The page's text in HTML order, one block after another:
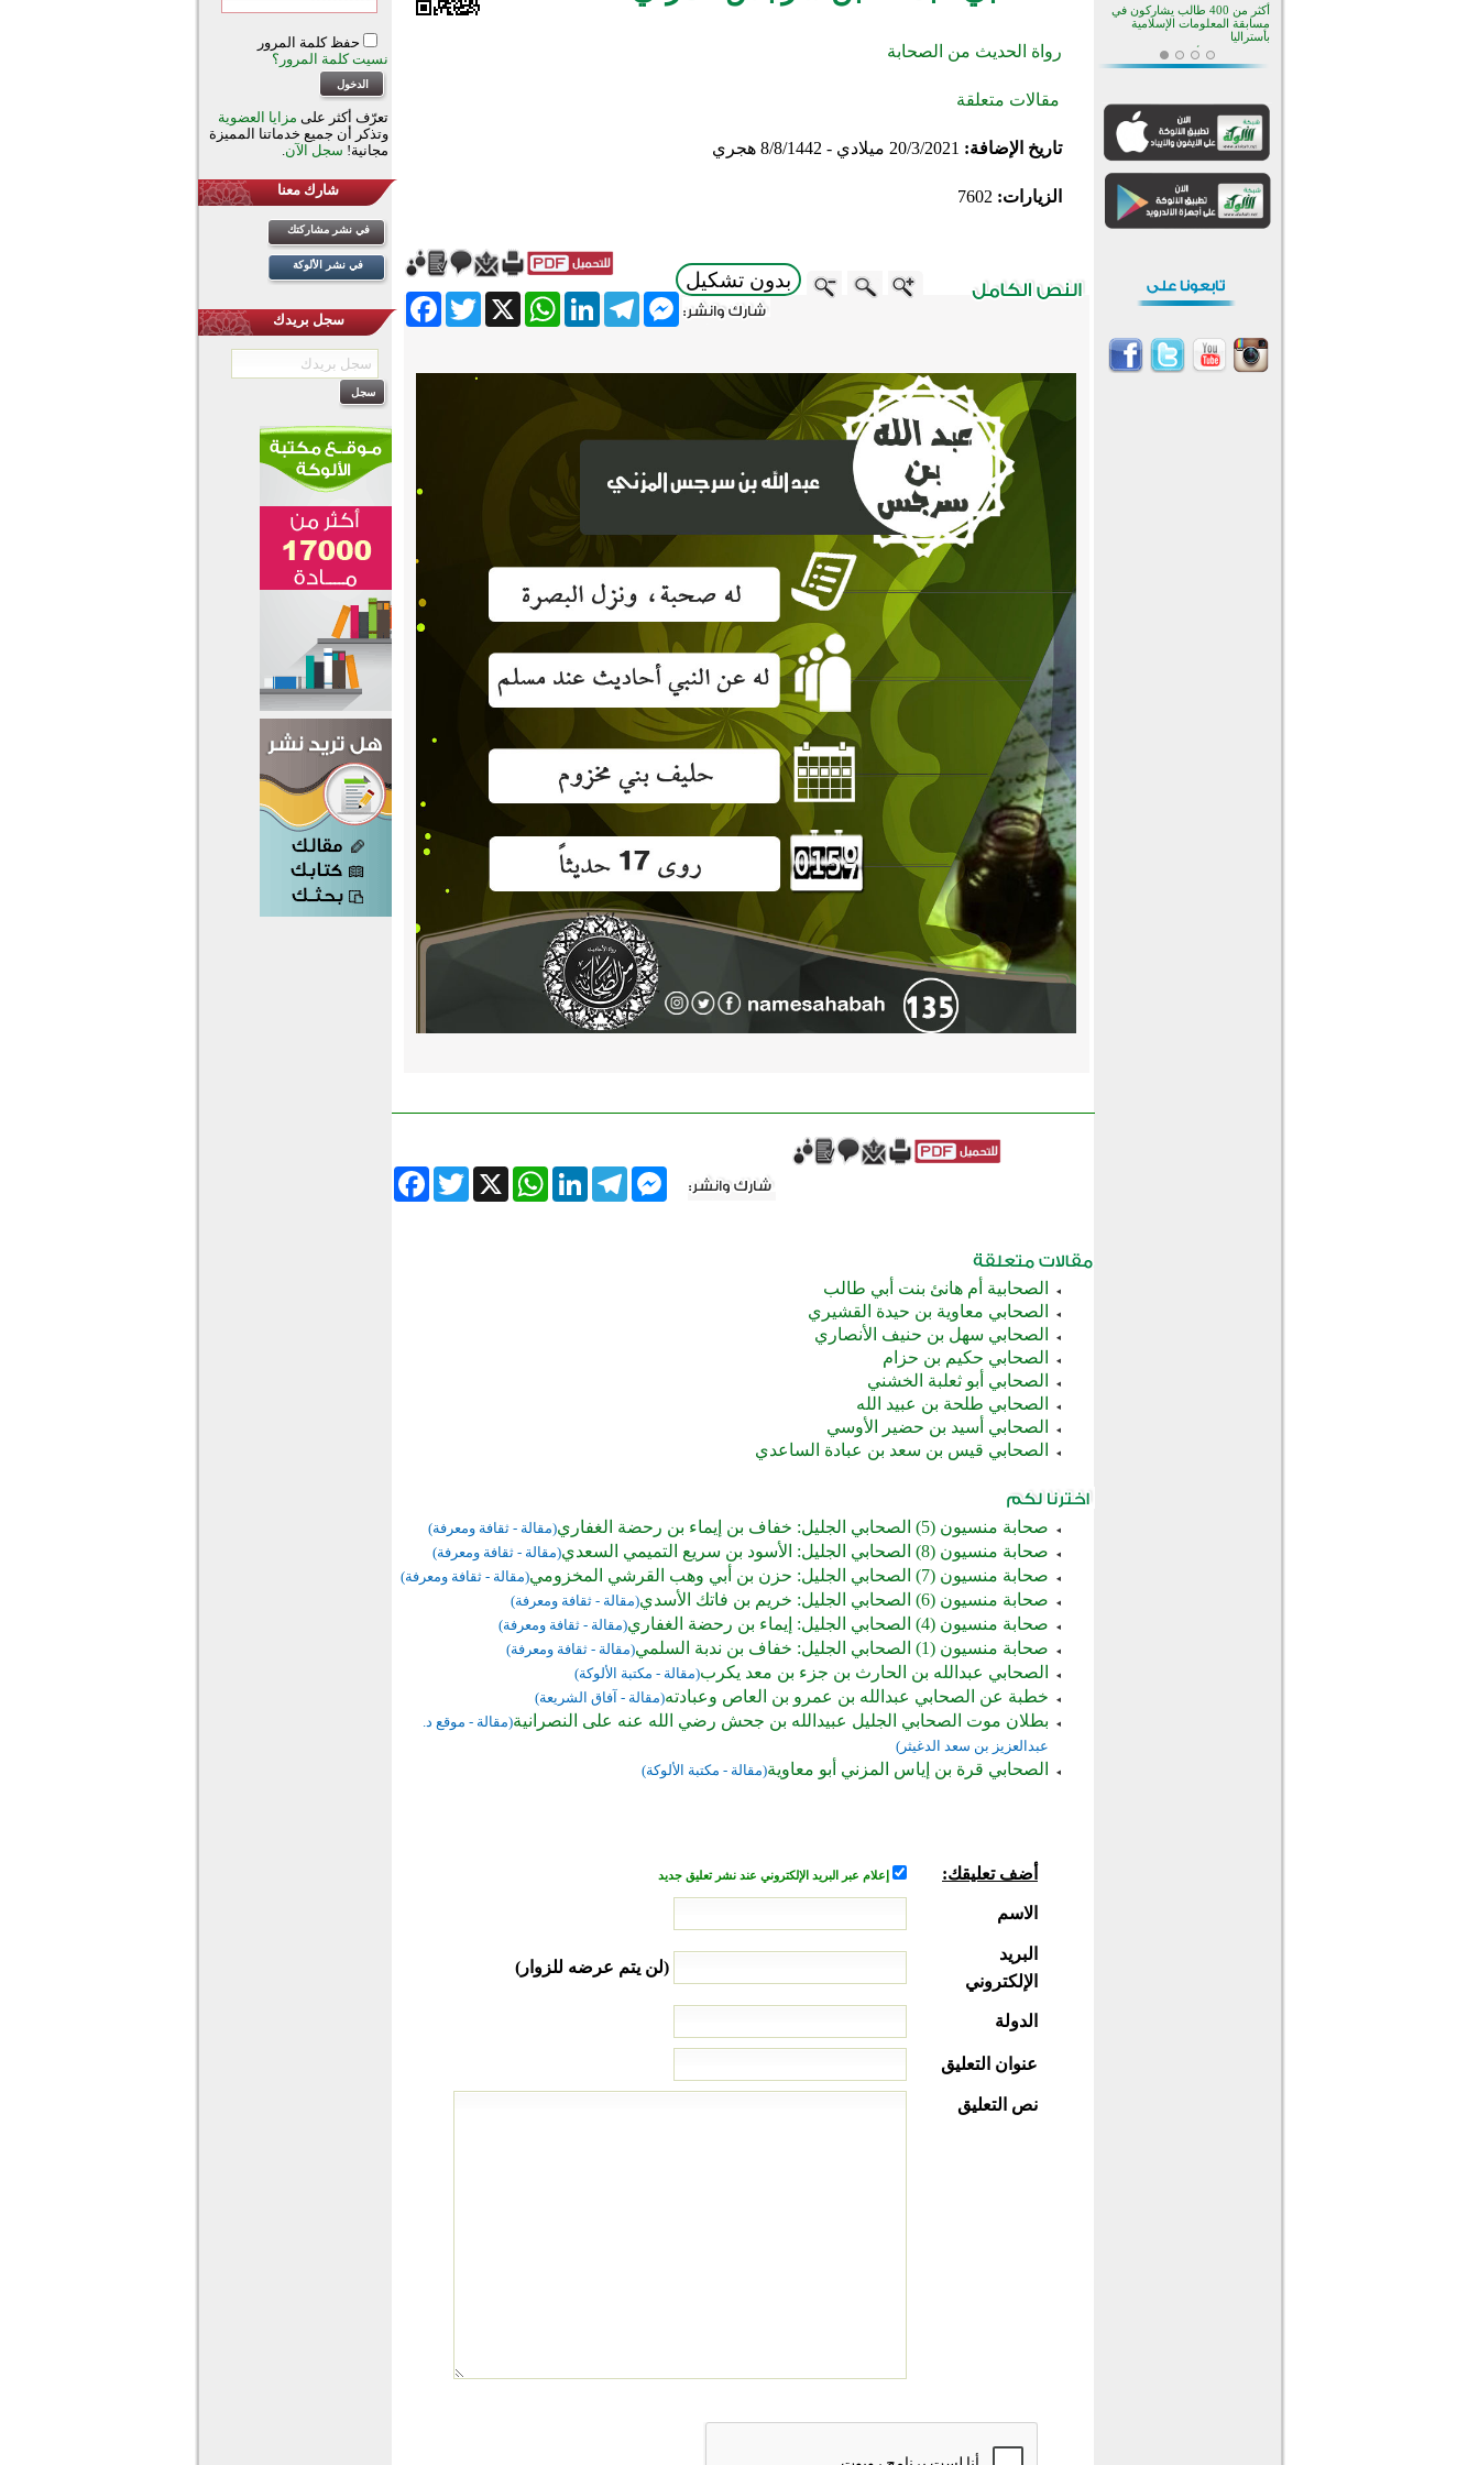
رواة الحديث من الصحابة
مقالات متعلقة
تاريخ الإضافة: 20/3/2021 ميلادي - 8/8/1442 هجري
الزيارات: 7602
بدون تشكيل
FacebookTwitter X
WhatsAppLinkedInTelegram
Messenger
FacebookTwitter X
WhatsAppLinkedInTelegram
Messenger
الصحابية أم هانئ بنت أبي طالب
الصحابي معاوية بن حيدة القشيري
الصحابي سهل بن حنيف الأنصاري
الصحابي حكيم بن حزام
الصحابي أبو ثعلبة الخشني
الصحابي طلحة بن عبيد الله
الصحابي أسيد بن حضير الأوسي
الصحابي قيس بن سعد بن عبادة الساعدي
صحابة منسيون (5) الصحابي الجليل: خفاف بن إيماء بن رحضة الغفاري (مقالة - ثقافة ومعرفة)
صحابة منسيون (8) الصحابي الجليل: الأسود بن سريع التميمي السعدي (مقالة - ثقافة ومعرفة)
صحابة منسيون (7) الصحابي الجليل: حزن بن أبي وهب القرشي المخزومي (مقالة - ثقافة ومعرفة)
صحابة منسيون (6) الصحابي الجليل: خريم بن فاتك الأسدي (مقالة - ثقافة ومعرفة)
صحابة منسيون (4) الصحابي الجليل: إيماء بن رحضة الغفاري (مقالة - ثقافة ومعرفة)
صحابة منسيون (1) الصحابي الجليل: خفاف بن ندبة السلمي (مقالة - ثقافة ومعرفة)
الصحابي عبدالله بن الحارث بن جزء بن معد يكرب(مقالة - مكتبة الألوكة)
خطبة عن الصحابي عبدالله بن عمرو بن العاص وعبادته(مقالة - آفاق الشريعة)
بطلان موت الصحابي الجليل عبيدالله بن جحش رضي الله عنه على النصرانية(مقالة - موقع د.
عبدالعزيز بن سعد الدغيثر)
الصحابي قرة بن إياس المزني أبو معاوية(مقالة - مكتبة الألوكة)
أضف تعليقك: إعلام عبر البريد الإلكتروني عند نشر تعليق جديد
الاسم
البريد
الإلكتروني
(لن يتم عرضه للزوار)
الدولة
عنوان التعليق
نص التعليق
حفظ كلمة المرور
نسيت كلمة المرور؟
تعرّف أكثر على مزايا العضوية
وتذكر أن جميع خدماتنا المميزة
مجانية! سجل الآن.
شارك معنا
في نشر مشاركتك
في نشر الألوكة
سجل بريدك
منطقة ريبوفسي تحتفل بميلاد
مسجد جديد في أجواء إيمانية مميزة
أكبر مشروع إسلامي في ريف
القرآن والتربية في صدارة البرامج
الصيفية للمسلمين في بينزا
وساراتوف وموردوفيا هذا العام
اختتام الدورة التاسعة لمسابقة حفظ
وتلاوة القرآن الكريم في أزناكاييف
تيسليتش تختتم برنامجا تعليميا لتعزيز
القيم وبناء الشخصية للشباب
المسلمين
أكثر من 400 طالب يشاركون في
مسابقة المعلومات الإسلامية
بأستراليا